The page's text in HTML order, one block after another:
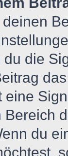
die
eine
du